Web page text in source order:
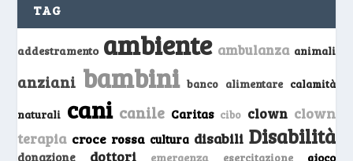
TAG
addestramento ambiente ambulanza animali
anziani bambini banco alimentare calamità
naturali cani canile Caritas cibo clown clown
terapia croce rossa cultura disabili Disabilità
donazione dottori emergenza esercitazione gioco